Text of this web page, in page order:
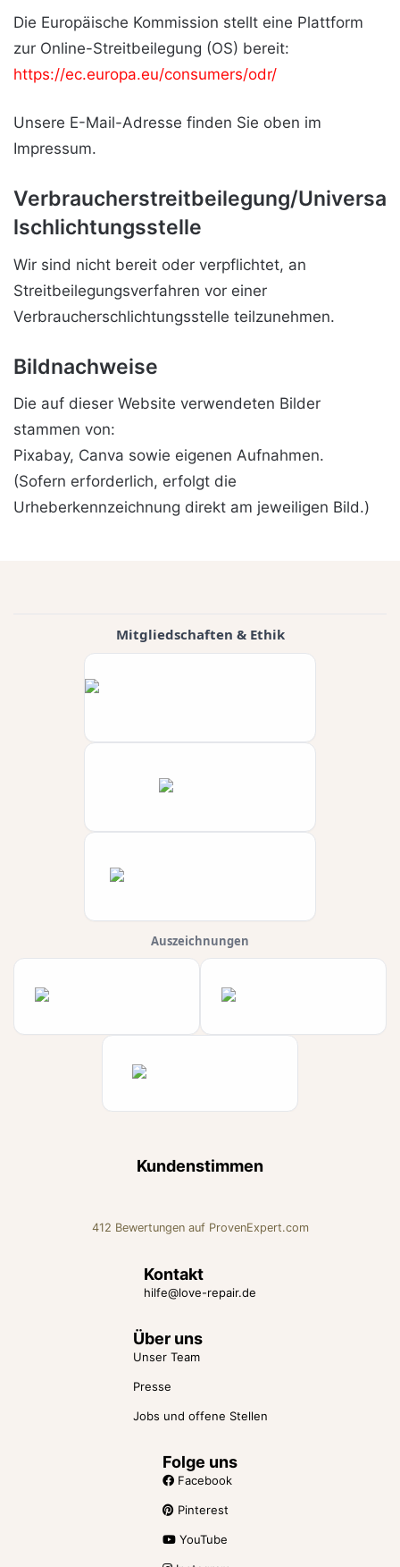
Die Europäische Kommission stellt eine Plattform
zur Online-Streitbeilegung (OS) bereit:
https://ec.europa.eu/consumers/odr/
Unsere E-Mail-Adresse finden Sie oben im
Impressum.
Verbraucherstreitbeilegung/Universa
lschlichtungsstelle
Wir sind nicht bereit oder verpflichtet, an
Streitbeilegungsverfahren vor einer
Verbraucherschlichtungsstelle teilzunehmen.
Bildnachweise
Die auf dieser Website verwendeten Bilder
stammen von:
Pixabay, Canva sowie eigenen Aufnahmen.
(Sofern erforderlich, erfolgt die
Urheberkennzeichnung direkt am jeweiligen Bild.)
Mitgliedschaften & Ethik
Auszeichnungen
Kundenstimmen
Love Repair Beratung für Liebe
412 Bewertungen auf ProvenExpert.com
Kontakt
hilfe@love-repair.de
Über uns
Unser Team
Presse
Jobs und offene Stellen
Folge uns
Facebook
Pinterest
YouTube